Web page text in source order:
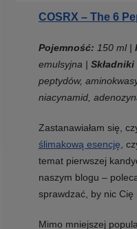
COSRX – The 6
Pojemność: 150 ml |
emulsyjna |
peptydów,
niacynamid,
Zastanawiałam się,
ślimakową esencję,
temat pierwszej
naszym blogu –
sprawdzać, by nic Cię
Mimo mniejszej